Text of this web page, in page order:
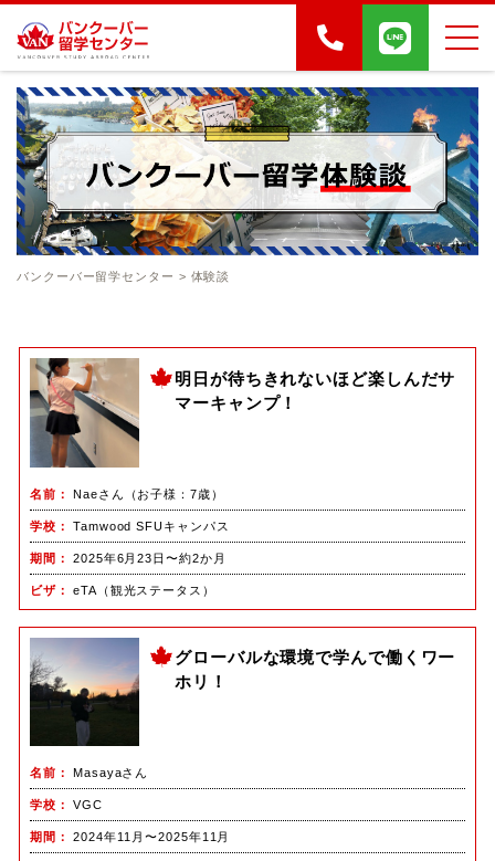
バンクーバー留学センター > 体験談
明日が待ちきれないほど楽しんだサ
マーキャンプ！
名前 Naeさん（お子様：7歳）
学校 Tamwood SFUキャンパス
期間 2025年6月23日〜約2か月
ビザ eTA（観光ステータス）
グローバルな環境で学んで働くワー
ホリ！
名前 Masayaさん
学校 VGC
期間 2024年11月〜2025年11月